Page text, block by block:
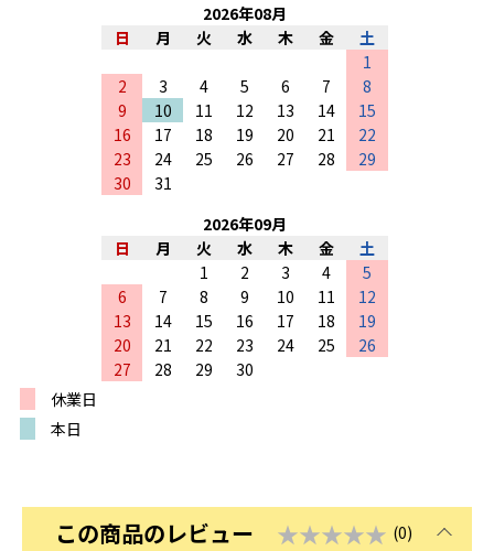
2026年08月
日
月 火 水 木 金
土
1
2
3 4 5 6 7
8
9
10 11 12 13 14
15
16
17 18 19 20 21
22
23
24 25 26 27 28
29
30
31
2026年09月
日
月 火 水 木 金
土
1
2 3 4
5
6
7 8 9 10 11
12
13
14 15 16 17 18
19
20
21 22 23 24 25
26
27
28 29
30
休業日
本日
この商品のレビュー ★★★★★ (0)